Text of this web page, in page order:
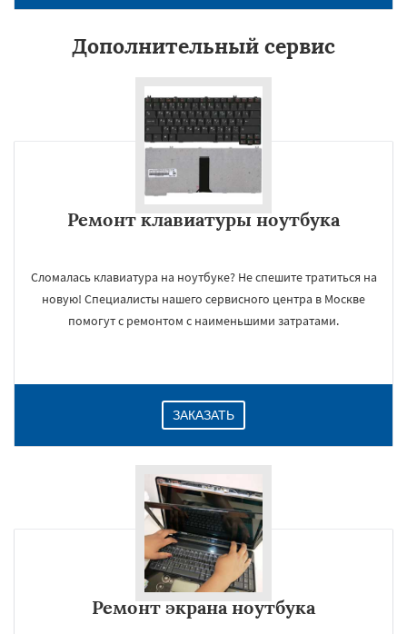
Дополнительный сервис
Ремонт клавиатуры ноутбука
Сломалась клавиатура на ноутбуке? Не спешите тратиться на
новую! Специалисты нашего сервисного центра в Москве
помогут с ремонтом с наименьшими затратами.
ЗАКАЗАТЬ
Ремонт экрана ноутбука